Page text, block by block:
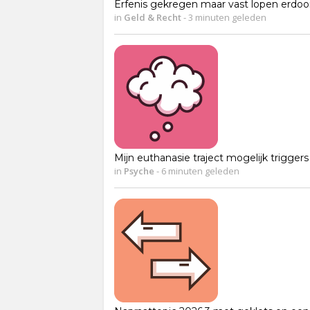
Erfenis gekregen maar vast lopen
in Geld & Recht-3 minuten geleden
Mijn euthanasie traject mogelijk triggers
in Psyche -6 minuten geleden